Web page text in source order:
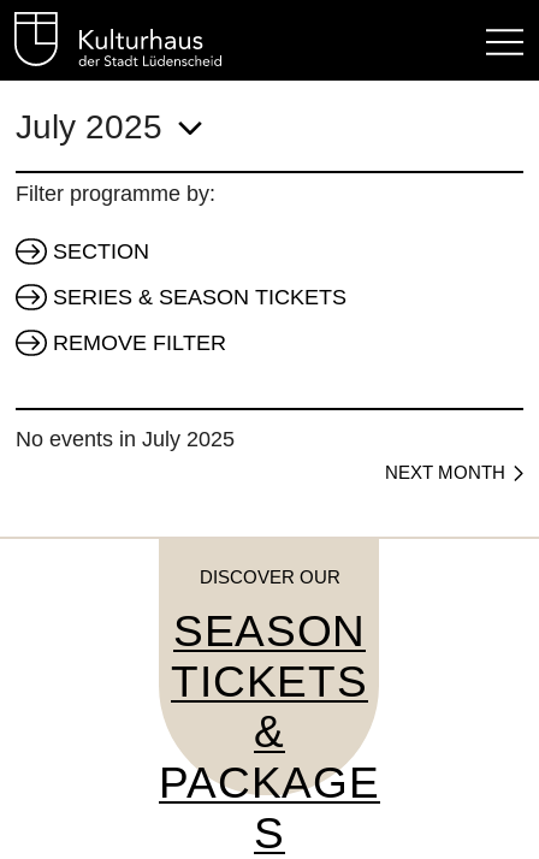
Kulturhaus Lüdenscheid
July 2025
Filter programme by:
SECTION
SERIES & SEASON TICKETS
REMOVE FILTER
No events in July 2025
NEXT MONTH
DISCOVER OUR
SEASON
TICKETS
&
PACKAGE
S